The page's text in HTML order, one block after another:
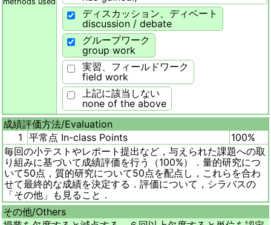
ディスカッション、ディベート
discussion / debate
グループワーク
group work
実習、フィールドワーク
field work
上記に該当しない
none of the above
成績評価方法/Evaluation
1 平常点 In-class Points
100%
毎回の小テストやレポート提出など，与えられた課題への取
り組みに基づいて成績評価を行う（100%）．量的研究につ
いて50点，質的研究について50点を配点し，これらを合わ
せて最終的な成績を決定する．評価について，シラバスの
「その他」も見ること．
その他/Others